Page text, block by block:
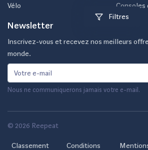
Filtres
Vélo
Consoles
Newsletter
Inscrivez-vous et recevez nos meilleurs
monde.
Nous ne communiquerons jamais votre e-mail.
© 2026 Reepeat
Classement Conditions